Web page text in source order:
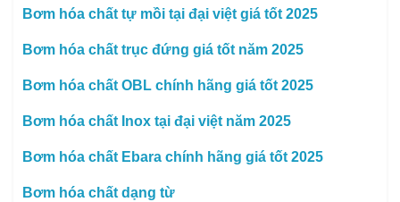
Bơm hóa chất tự mồi tại đại việt giá tốt 2025
Bơm hóa chất trục đứng giá tốt năm 2025
Bơm hóa chất OBL chính hãng giá tốt 2025
Bơm hóa chất Inox tại đại việt năm 2025
Bơm hóa chất Ebara chính hãng giá tốt 2025
Bơm hóa chất dạng từ